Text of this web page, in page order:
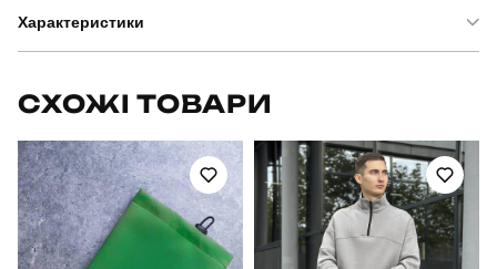
Характеристики
Артикул OWku1103XLba
Вид куртка
СХОЖІ ТОВАРИ